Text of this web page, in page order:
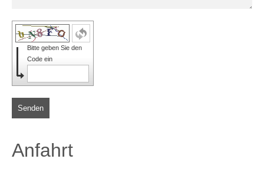
Bitte geben Sie den
Code ein
Senden
Anfahrt